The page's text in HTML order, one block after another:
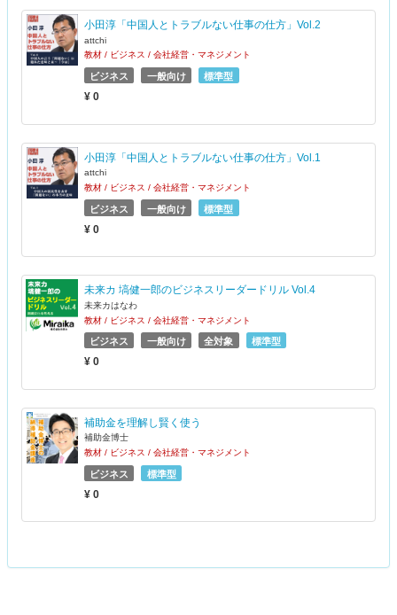
小田淳「中国人とトラブルない仕事の仕方」Vol.2
attchi
教材 / ビジネス / 会社経営・マネジメント
ビジネス 一般向け 標準型
¥ 0
小田淳「中国人とトラブルない仕事の仕方」Vol.1
attchi
教材 / ビジネス / 会社経営・マネジメント
ビジネス 一般向け 標準型
¥ 0
未来カ 塙健一郎のビジネスリーダードリル Vol.4
未来カはなわ
教材 / ビジネス / 会社経営・マネジメント
ビジネス 一般向け 全対象 標準型
¥ 0
補助金を理解し賢く使う
補助金博士
教材 / ビジネス / 会社経営・マネジメント
ビジネス 標準型
¥ 0